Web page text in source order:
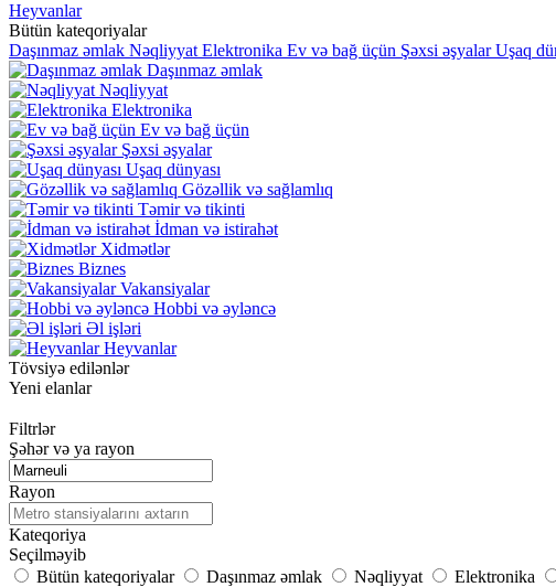
Heyvanlar
Bütün kateqoriyalar
Daşınmaz əmlak Nəqliyyat Elektronika Ev və bağ üçün Şəxsi əşyalar Uşaq
Daşınmaz əmlak
Nəqliyyat
Elektronika
Ev və bağ üçün
Şəxsi əşyalar
Uşaq dünyası
Gözəllik və sağlamlıq
Təmir və tikinti
İdman və istirahət
Xidmətlər
Biznes
Vakansiyalar
Hobbi və əyləncə
Əl işləri
Heyvanlar
Tövsiyə edilənlər
Yeni elanlar
Filtrlər
Şəhər və ya rayon
Rayon
Kateqoriya
Seçilməyib
Bütün kateqoriyalar
Daşınmaz əmlak Nəqliyyat Elektronika